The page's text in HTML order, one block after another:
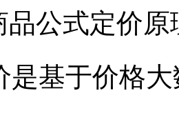
品公式定价
是基于价格